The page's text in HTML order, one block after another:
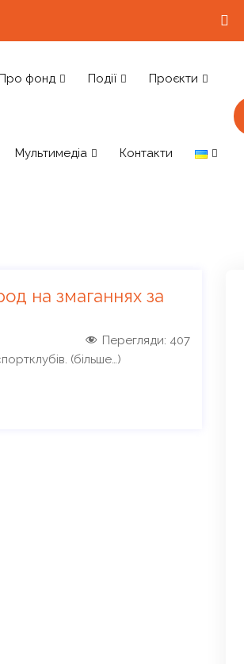
фонд Події Проєкти
Мультимедіа Контакти
на змаганнях за
Перегляди: 407
(більше…)